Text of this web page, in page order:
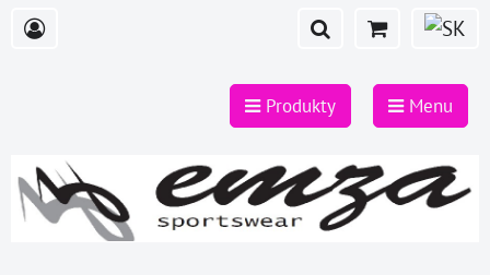
Produkty Menu